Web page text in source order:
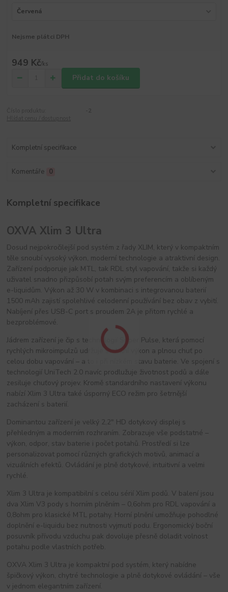
Nejsme plátci DPH
949 Kč/ks
Přidat do košíku
Kompletní specifikace
Komentáře 0
Kompletní specifikace
OXVA Xlim 3 Ultra
Dosud nejpokročilejší pod systém z řady XLIM, který v kompaktním
těle snoubí vysoký výkon, moderní technologie a atraktivní design.
Zařízení podporuje jak MTL, tak RDL styl vapování, takže si každý
uživatel snadno přizpůsobí potah svým preferencím a oblíbeným
e-liquidům. Výkon až 30 W v kombinaci s integrovanou baterií
1500 mAh zajistí spolehlivé celodenní používání bez obav z vybití.
Nabíjení přes USB-C port s proudem 2A je přitom rychlé a
bezproblémové.
Jádrem zařízení je čip s technologií Super Pulse, která pomocí
rychlých mikroimpulzů udržuje stabilní výkon a plnou chuť po
celou dobu vapování – a to i při nízkém stavu baterie. Ve spojení s
technologií UniTech 2.0 navíc prodlužuje životnost podů a dále
zesiluje chuťový projev. Kromě standardního nastavení výkonu
nabízí Xlim 3 Ultra také úsporný ECO režim pro šetrnější
zacházení s baterií.
Dominantou zařízení je velký 2,2" HD dotykový displej s
přehledným a moderním rozhraním. Zobrazuje vše podstatné –
výkon, odpor, stav baterie i počet potahů. Prostředí si lze
personalizovat pomocí různých grafických motivů, animací a
vizuálních efektů. Ovládání je plně dotykové, intuitivní a velmi
rychlé.
Xlim 3 Ultra je kompatibilní s celou sérií Xlim podů. V balení jsou
dva Xlim V3 pody s horním plněním – 0,6ohm pro RDL vapování a
0,8ohm pro klasické MTL potahy. Horní plnění umožňuje pohodlné
doplnění e-liquidu bez nutnosti vyjmutí podu. Ergonomický boční
posuvník přívodu vzduchu pak dovoluje přesně doladit volnost
potahu podle vlastních potřeb.
OXVA Xlim 3 Ultra je kompaktní pod systém, který nabídne
špičkový výkon, chytré technologie a plně dotykové ovládání – vše
v jednom elegantním zařízení.